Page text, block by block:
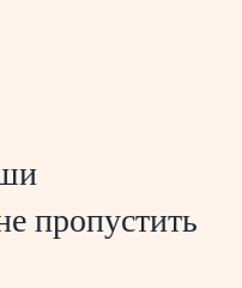
пропустить